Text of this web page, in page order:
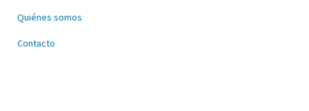
Quiénes somos
Contacto